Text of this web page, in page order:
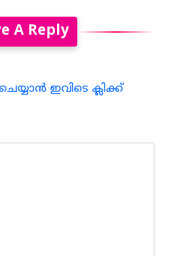
A Reply
ഇവിടെ ക്ലിക്ക്